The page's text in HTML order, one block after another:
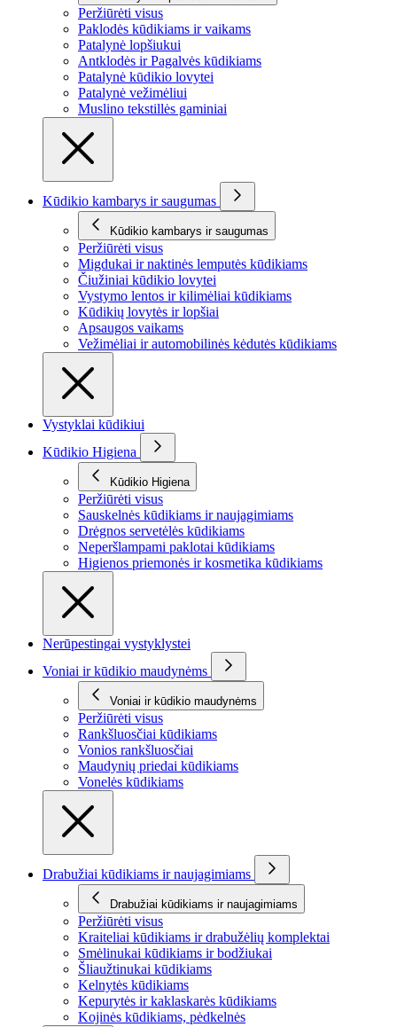
Peržiūrėti visus
Paklodės kūdikiams ir vaikams
Patalynė lopšiukui
Antklodės ir Pagalvės kūdikiams
Patalynė kūdikio lovytei
Patalynė vežimėliui
Muslino tekstillės gaminiai
Kūdikio kambarys ir saugumas
Kūdikio kambarys ir saugumas
Peržiūrėti visus
Migdukai ir naktinės lemputės kūdikiams
Čiužiniai kūdikio lovytei
Vystymo lentos ir kilimėliai kūdikiams
Kūdikių lovytės ir lopšiai
Apsaugos vaikams
Vežimėliai ir automobilinės kėdutės kūdikiams
Vystyklai kūdikiui
Kūdikio Higiena
Kūdikio Higiena
Peržiūrėti visus
Sauskelnės kūdikiams ir naujagimiams
Drėgnos servetėlės kūdikiams
Neperšlampami paklotai kūdikiams
Higienos priemonės ir kosmetika kūdikiams
Nerūpestingai vystyklystei
Voniai ir kūdikio maudynėms
Voniai ir kūdikio maudynėms
Peržiūrėti visus
Rankšluosčiai kūdikiams
Vonios rankšluosčiai
Maudynių priedai kūdikiams
Vonelės kūdikiams
Drabužiai kūdikiams ir naujagimiams
Drabužiai kūdikiams ir naujagimiams
Peržiūrėti visus
Kraiteliai kūdikiams ir drabužėlių komplektai
Smėlinukai kūdikiams ir bodžiukai
Šliaužtinukai kūdikiams
Kelnytės kūdikiams
Kepurytės ir kaklaskarės kūdikiams
Kojinės kūdikiams, pėdkelnės